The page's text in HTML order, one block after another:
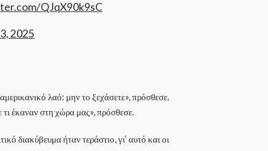
QJqX90k9sC
2025
λαό: μην το ξεχάσετε», πρόσθεσε.
τι έκαναν στη χώρα μας», πρόσθεσε.
διακύβευμα ήταν τεράστιο, γι’ αυτό και οι